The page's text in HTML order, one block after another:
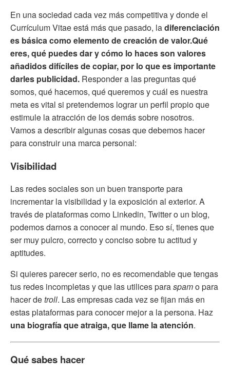
En una sociedad cada vez más competitiva y donde el
Currículum Vitae está más que pasado, ladiferenciación
es básica como elemento de creación de valor.Qué
eres, qué puedes dar y cómo lo haces son valores
añadidos difíciles de copiar, por lo que es importante
darles publicidad. Responder a las preguntas qué
somos, qué hacemos, qué queremos y cuál es nuestra
meta es vital si pretendemos lograr un perfil propio que
estimule la atracción de los demás sobre nosotros.
Vamos a describir algunas cosas que debemos hacer
para construir una marca personal:
Visibilidad
Las redes sociales son un buen transporte para
incrementar la visibilidad y la exposición al exterior. A
través de plataformas como Linkedin, Twitter o un blog,
podemos darnos a conocer al mundo. Eso sí, tienes que
ser muy pulcro, correcto y conciso sobre tu actitud y
aptitudes.
Si quieres parecer serio, no es recomendable que tengas
tus redes incompletas y que las utilices paraspamo para
hacer detroll. Las empresas cada vez se fijan más en
estas plataformas para conocer mejor a la persona. Haz
una biografía que atraiga, que llame la atención.
Qué sabes hacer